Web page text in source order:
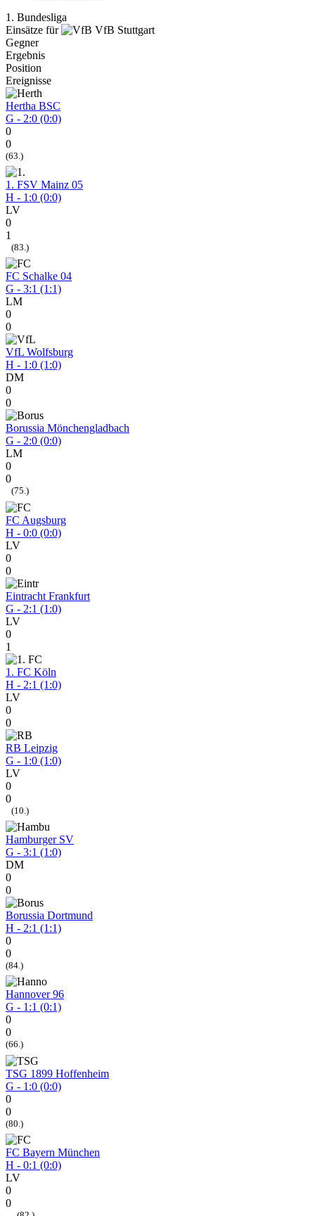
1. Bundesliga
Einsätze für
VfB Stuttgart
Gegner
Ergebnis
Position
Ereignisse
Hertha BSC
G - 2:0 (0:0)
0
0
(63.)
1. FSV Mainz 05
H - 1:0 (0:0)
LV
0
1
(83.)
FC Schalke 04
G - 3:1 (1:1)
LM
0
0
VfL Wolfsburg
H - 1:0 (1:0)
DM
0
0
Borussia Mönchengladbach
G - 2:0 (0:0)
LM
0
0
(75.)
FC Augsburg
H - 0:0 (0:0)
LV
0
0
Eintracht Frankfurt
G - 2:1 (1:0)
LV
0
1
1. FC Köln
H - 2:1 (1:0)
LV
0
0
RB Leipzig
G - 1:0 (1:0)
LV
0
0
(10.)
Hamburger SV
G - 3:1 (1:0)
DM
0
0
Borussia Dortmund
H - 2:1 (1:1)
0
0
(84.)
Hannover 96
G - 1:1 (0:1)
0
0
(66.)
TSG 1899 Hoffenheim
G - 1:0 (0:0)
0
0
(80.)
FC Bayern München
H - 0:1 (0:0)
LV
0
0